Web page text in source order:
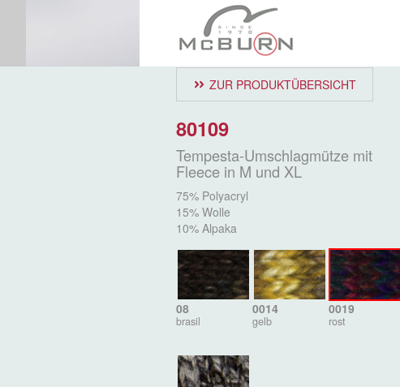
ZUR PRODUKTÜBERSICHT
80109
Tempesta-Umschlagmütze mit
Fleece in M und XL
75% Polyacryl
15% Wolle
10% Alpaka
08
brasil
0014
gelb
0019
rost